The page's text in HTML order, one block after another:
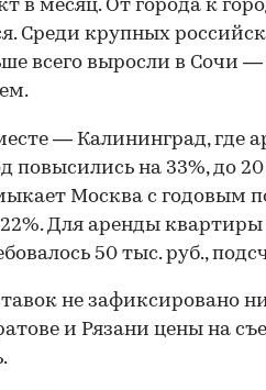
в месяц. От города к
Среди крупных
всего выросли в Сочи —
— Калининград, где
повысились на 33%, до 20
Москва с годовым
Для аренды квартиры
50 тыс. руб.,
не зафиксировано
и Рязани цены на